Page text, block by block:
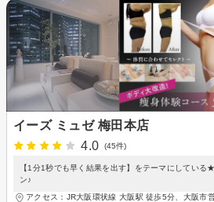
イーズ ミュゼ 梅田本店
4.0
(45件)
【1分1秒でも早く結果を出す】をテーマにしている
ン♪
アクセス：JR大阪環状線 大阪駅 徒歩5分、大阪市